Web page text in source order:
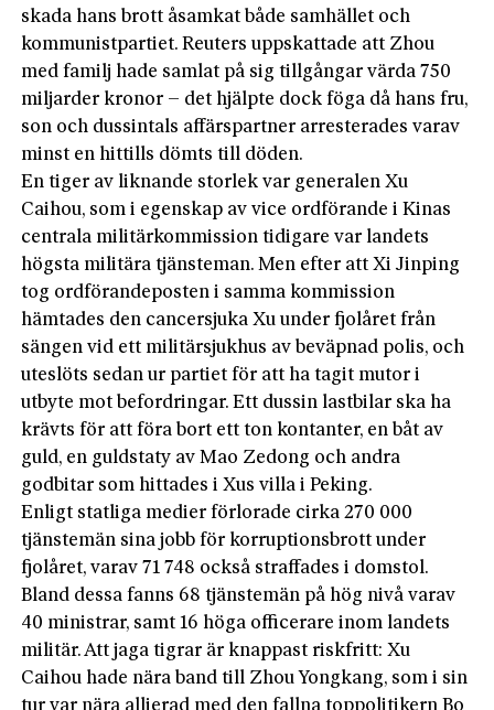
skada hans brott åsamkat både samhället och
kommunistpartiet. Reuters uppskattade att Zhou
med familj hade samlat på sig tillgångar värda 750
miljarder kronor – det hjälpte dock föga då hans fru,
son och dussintals affärspartner arresterades varav
minst en hittills dömts till döden.
En tiger av liknande storlek var generalen Xu
Caihou, som i egenskap av vice ordförande i Kinas
centrala militärkommission tidigare var landets
högsta militära tjänsteman. Men efter att Xi Jinping
tog ordförandeposten i samma kommission
hämtades den cancersjuka Xu under fjolåret från
sängen vid ett militärsjukhus av beväpnad polis, och
uteslöts sedan ur partiet för att ha tagit mutor i
utbyte mot befordringar. Ett dussin lastbilar ska ha
krävts för att föra bort ett ton kontanter, en båt av
guld, en guldstaty av Mao Zedong och andra
godbitar som hittades i Xus villa i Peking.
Enligt statliga medier förlorade cirka 270 000
tjänstemän sina jobb för korruptionsbrott under
fjolåret, varav 71 748 också straffades i domstol.
Bland dessa fanns 68 tjänstemän på hög nivå varav
40 ministrar, samt 16 höga officerare inom landets
militär. Att jaga tigrar är knappast riskfritt: Xu
Caihou hade nära band till Zhou Yongkang, som i sin
tur var nära allierad med den fallna toppolitikern Bo